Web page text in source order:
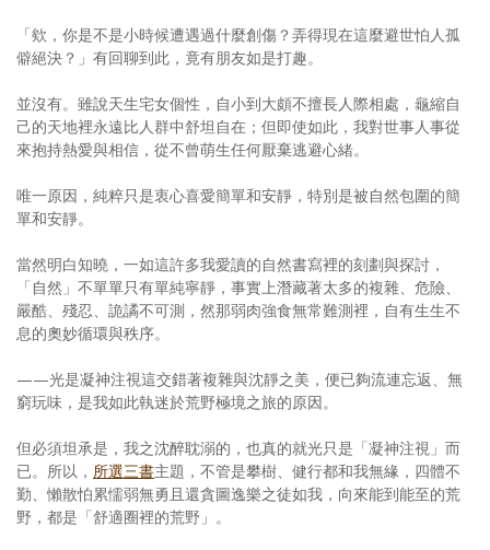
「欸，你是不是小時候遭遇過什麼創傷？弄得現在這麼避世怕人孤
僻絕決？」有回聊到此，竟有朋友如是打趣。
並沒有。雖說天生宅女個性，自小到大頗不擅長人際相處，龜縮自
己的天地裡永遠比人群中舒坦自在；但即使如此，我對世事人事從
來抱持熱愛與相信，從不曾萌生任何厭棄逃避心緒。
唯一原因，純粹只是衷心喜愛簡單和安靜，特別是被自然包圍的簡
單和安靜。
當然明白知曉，一如這許多我愛讀的自然書寫裡的刻劃與探討，
「自然」不單單只有單純寧靜，事實上潛藏著太多的複雜、危險、
嚴酷、殘忍、詭譎不可測，然那弱肉強食無常難測裡，自有生生不
息的奧妙循環與秩序。
——光是凝神注視這交錯著複雜與沈靜之美，便已夠流連忘返、無
窮玩味，是我如此執迷於荒野極境之旅的原因。
但必須坦承是，我之沈醉耽溺的，也真的就光只是「凝神注視」而
已。所以， 所選三書主題，不管是攀樹、健行都和我無緣，四體不
勤、懶散怕累懦弱無勇且還貪圖逸樂之徒如我，向來能到能至的荒
野，都是「舒適圈裡的荒野」。